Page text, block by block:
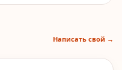
Написать свой →